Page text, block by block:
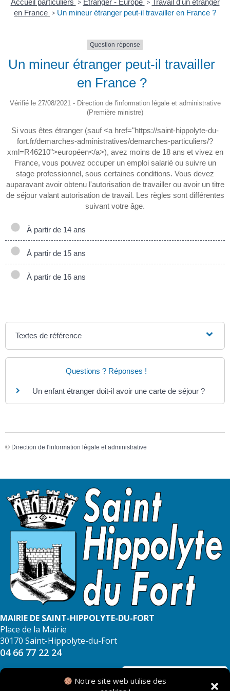
Notre site web utilise des
Accueil particuliers > Étranger - Europe > Travail d'un étranger
en France > Un mineur étranger peut-il travailler en France ?
Question-réponse
Un mineur étranger peut-il travailler
en France ?
Vérifié le 27/08/2021 - Direction de l'information légale et administrative
(Première ministre)
Si vous êtes étranger (sauf <a href="https://saint-hippolyte-du-
fort.fr/demarches-administratives/demarches-particuliers/?
xml=R46210">européen</a>), avez moins de 18 ans et vivez en
France, vous pouvez occuper un emploi salarié ou suivre un
stage professionnel, sous certaines conditions. Vous devez
auparavant avoir obtenu l'autorisation de travailler ou avoir un titre
de séjour valant autorisation de travail. Les règles sont différentes
suivant votre âge.
À partir de 14 ans
À partir de 15 ans
À partir de 16 ans
Textes de référence
Questions ? Réponses !
Un enfant étranger doit-il avoir une carte de séjour ?
© Direction de l'information légale et administrative
MAIRIE DE SAINT-HIPPOLYTE-DU-FORT
Place de la Mairie
30170 Saint-Hippolyte-du-Fort
04 66 77 22 24
NOUS CONTACTER